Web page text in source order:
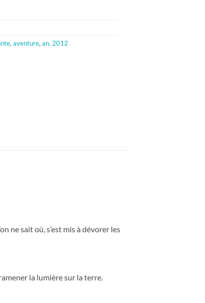
, aventure, an. 2012
ne sait où, s’est mis à dévorer les
la lumière sur la terre.